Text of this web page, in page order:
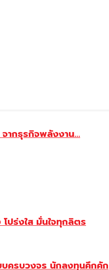
ากธุรกิจพลังงาน...
ปร่งใส มั่นใจทุกลิตร
บครบวงจร นักลงทุนคึกคัก